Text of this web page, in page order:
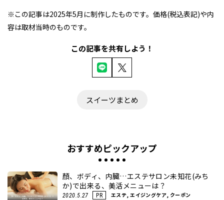
※この記事は2025年5月に制作したものです。価格(税込表記)や内
容は取材当時のものです。
この記事を共有しよう！
スイーツまとめ
おすすめピックアップ
顏、ボディ、内臓…エステサロン未知花(みち
か)で出来る、美活メニューは？
2020.5.27 PR エステ, エイジングケア, クーポン